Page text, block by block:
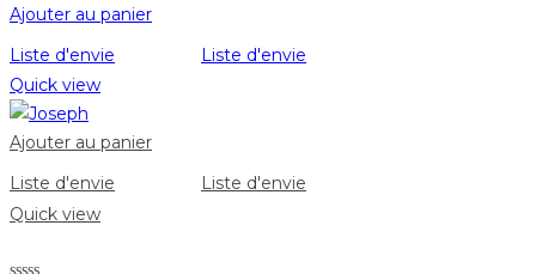
Ajouter au panier
Liste d'envie
Liste d'envie
Quick view
Ajouter au panier
Liste d'envie
Liste d'envie
Quick view